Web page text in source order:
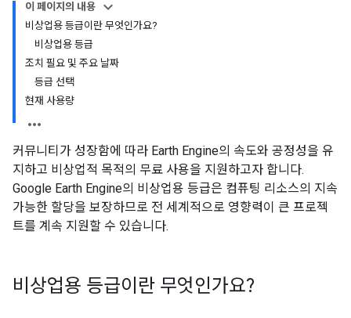
이 페이지의 내용
비상업용 등급이란 무엇인가요?
비상업용 등급
조치 필요 및 주요 날짜
등급 선택
현재 사용량
커뮤니티가 성장함에 따라 Earth Engine의 속도와 공정성을 유
지하고 비상업적 목적의 무료 사용을 지원하고자 합니다.
Google Earth Engine의 비상업용 등급은 컴퓨팅 리소스의 지속
가능한 할당을 보장하므로 전 세계적으로 영향력이 큰 프로젝
트를 계속 지원할 수 있습니다.
비상업용 등급이란 무엇인가요?